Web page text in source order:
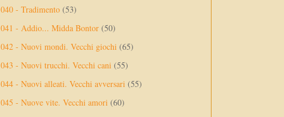
040 - Tradimento (53)
041 - Addio... Midda Bontor (50)
042 - Nuovi mondi. Vecchi giochi (65)
043 - Nuovi trucchi. Vecchi cani (55)
044 - Nuovi alleati. Vecchi avversari (55)
045 - Nuove vite. Vecchi amori (60)